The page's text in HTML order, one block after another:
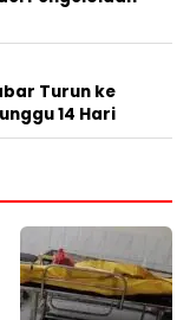
Turun ke
14 Hari